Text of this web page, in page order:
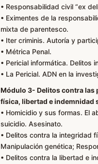
• Responsabilidad civil “ex
• Eximentes de la
mixta de parentesco.
• Iter criminis. Autoría y
• Métrica Penal.
• Pericial informática. Delitos
• La Pericial. ADN en la
Módulo 3- Delitos contra las
física, libertad e indemnidad
• Homicidio y sus formas. El
suicidio. Asesinato.
• Delitos contra la integridad
Manipulación genética;
• Delitos contra la libertad e